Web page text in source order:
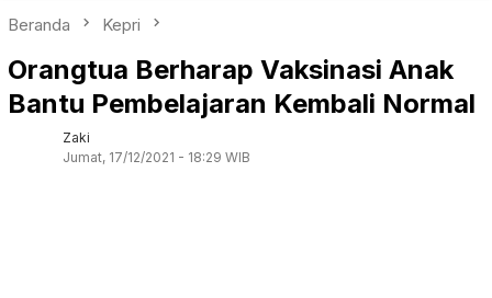
Beranda Kepri
Orangtua Berharap Vaksinasi Anak
Bantu Pembelajaran Kembali Normal
Zaki
Jumat, 17/12/2021 - 18:29 WIB